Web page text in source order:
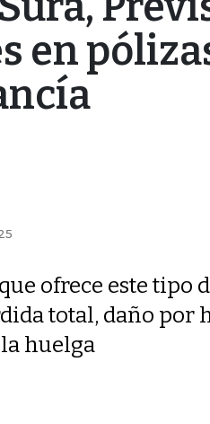
en
ofrece este tipo
total, daño
huelga